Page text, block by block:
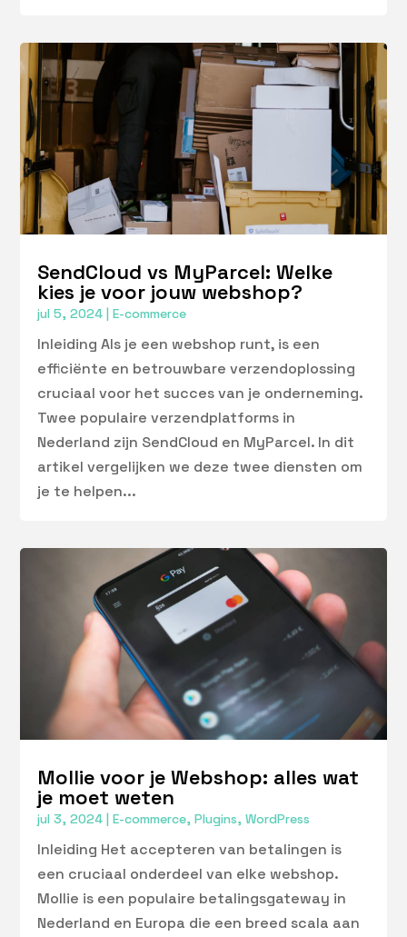
SendCloud vs MyParcel: Welke
kies je voor jouw webshop?
jul 5, 2024 |E-commerce
Inleiding Als je een webshop runt, is een
efficiënte en betrouwbare verzendoplossing
cruciaal voor het succes van je onderneming.
Twee populaire verzendplatforms in
Nederland zijn SendCloud en MyParcel. In dit
artikel vergelijken we deze twee diensten om
je te helpen...
Mollie voor je Webshop: alles wat
je moet weten
jul 3, 2024 |E-commerce,Plugins,WordPress
Inleiding Het accepteren van betalingen is
een cruciaal onderdeel van elke webshop.
Mollie is een populaire betalingsgateway in
Nederland en Europa die een breed scala aan